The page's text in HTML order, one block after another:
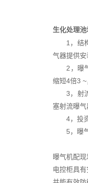
生化处理
1，结构
气器提供
2，曝气
缩短4倍3
3，射流
塞射流曝
4，投资
5，曝气
曝气机配
电控柜具